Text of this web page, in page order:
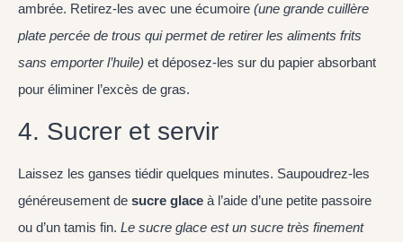
ambrée. Retirez-les avec une écumoire (une grande cuillère
plate percée de trous qui permet de retirer les aliments frits
sans emporter l’huile) et déposez-les sur du papier absorbant
pour éliminer l’excès de gras.
4. Sucrer et servir
Laissez les ganses tiédir quelques minutes. Saupoudrez-les
généreusement de sucre glace à l’aide d’une petite passoire
ou d’un tamis fin. Le sucre glace est un sucre très finement